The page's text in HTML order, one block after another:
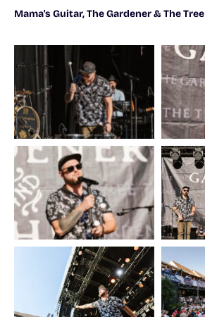
Mama's Guitar, The Gardener & The Tree